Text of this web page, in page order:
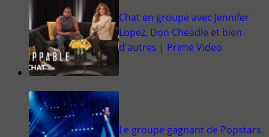
Chat en groupe avec Jennifer
Lopez, Don Cheadle et bien
d'autres | Prime Video
Le groupe gagnant de Popstars